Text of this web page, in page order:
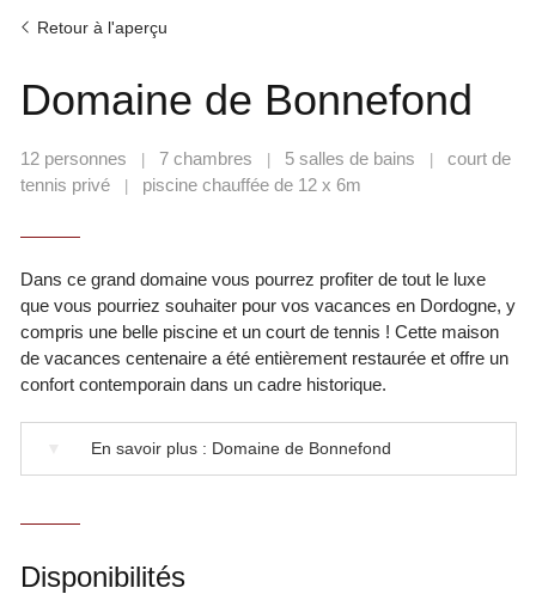
Retour à l'aperçu
Domaine de Bonnefond
12 personnes | 7 chambres | 5 salles de bains |
court de
tennis privé
| piscine chauffée de 12 x 6m
Dans ce grand domaine vous pourrez profiter de tout le luxe
que vous pourriez souhaiter pour vos vacances en Dordogne, y
compris une belle piscine et un court de tennis ! Cette maison
de vacances centenaire a été entièrement restaurée et offre un
confort contemporain dans un cadre historique.
En savoir plus : Domaine de Bonnefond
Disponibilités